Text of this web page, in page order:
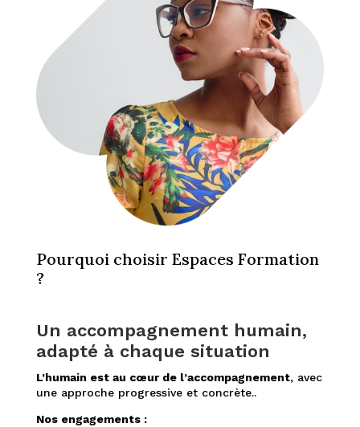
Pourquoi choisir Espaces Formation
?
Un accompagnement humain,
adapté à chaque situation
L’humain est au cœur de l’accompagnement, avec
une approche progressive et concrète..
Nos engagements :